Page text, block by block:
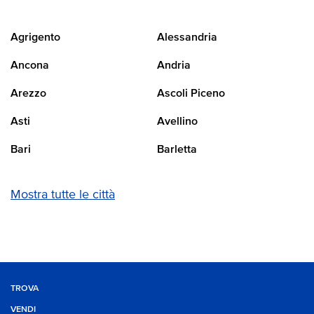
Agrigento Alessandria
Ancona Andria
Arezzo Ascoli Piceno
Asti Avellino
Bari Barletta
Mostra tutte le città
TROVA
VENDI